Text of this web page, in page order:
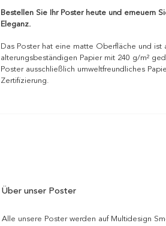
Bestellen Sie Ihr Poster heute und erneuern
Eleganz.
Das Poster hat eine matte Oberfläche und ist
alterungsbeständigen Papier mit 240 g/m²
Poster ausschließlich umweltfreundliches
Zertifizierung.
Über unser Poster
Alle unsere Poster werden auf Multidesign